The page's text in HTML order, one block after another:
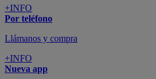
+INFO
Por teléfono
Llámanos y compra
+INFO
Nueva app